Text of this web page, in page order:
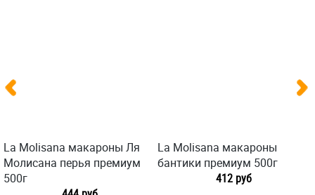
La Molisana макароны Ля
Молисана перья премиум
500г
La Molisana макароны
бантики премиум 500г
412 руб